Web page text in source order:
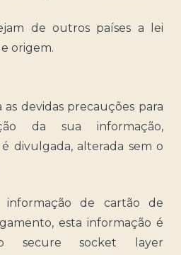
de outros países a lei
origem.
devidas precauções para
da sua informação,
divulgada, alterada sem o
de cartão de
esta informação é
secure socket layer